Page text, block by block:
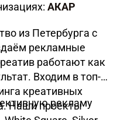
АКАР
из Петербурга с
рекламные
работают как
Входим в топ-3
креативных
Наши проекты
рекламу